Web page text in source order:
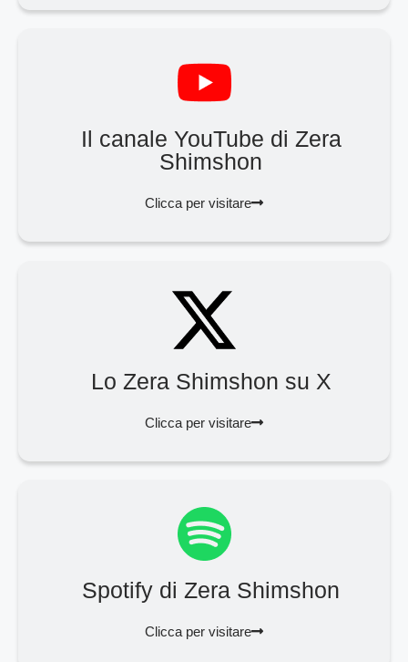
Il canale YouTube di Zera
Shimshon
Clicca per visitare
Lo Zera Shimshon su X
Clicca per visitare
Spotify di Zera Shimshon
Clicca per visitare